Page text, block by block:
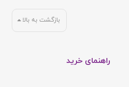
راهنمای خرید
بازگشت به بالا